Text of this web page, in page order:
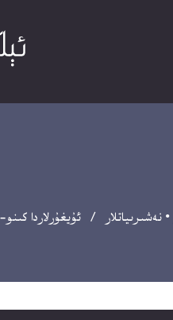
•نەشىرىياتلار / ئۇيغۇرلاردا